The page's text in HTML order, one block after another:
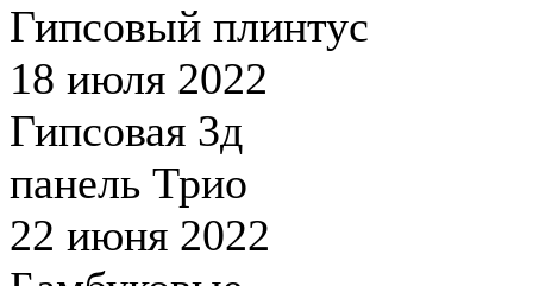
Гипсовый плинтус
18 июля 2022
Гипсовая 3д
панель Трио
22 июня 2022